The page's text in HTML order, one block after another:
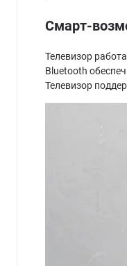
Смарт-
Телевизор
Bluetooth
Телевизор